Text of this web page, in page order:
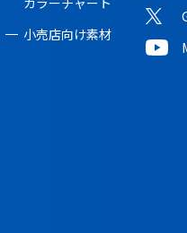
小売店向け素材